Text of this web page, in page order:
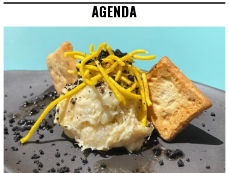
AGENDA